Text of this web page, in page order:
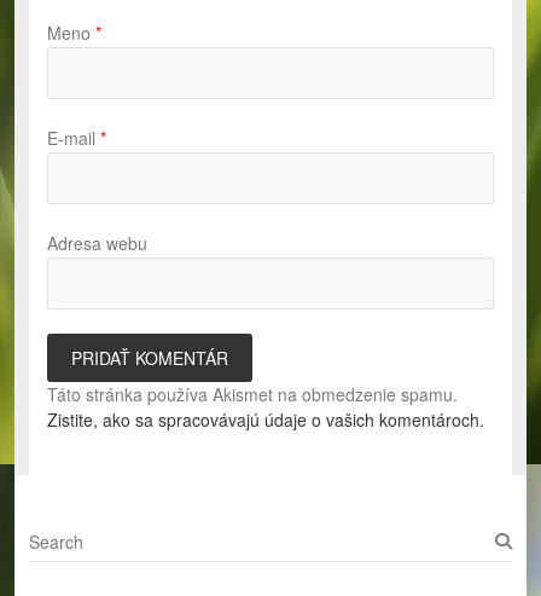
Meno *
E-mail *
Adresa webu
Táto stránka používa Akismet na obmedzenie spamu.
Zistite, ako sa spracovávajú údaje o vašich komentároch.
S
e